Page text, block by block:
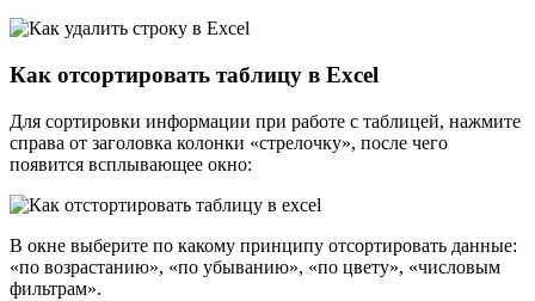
Как отсортировать таблицу в Excel
Для сортировки информации при работе с таблицей, нажмите
справа от заголовка колонки «стрелочку», после чего
появится всплывающее окно:
В окне выберите по какому принципу отсортировать данные:
«по возрастанию», «по убыванию», «по цвету», «числовым
фильтрам».